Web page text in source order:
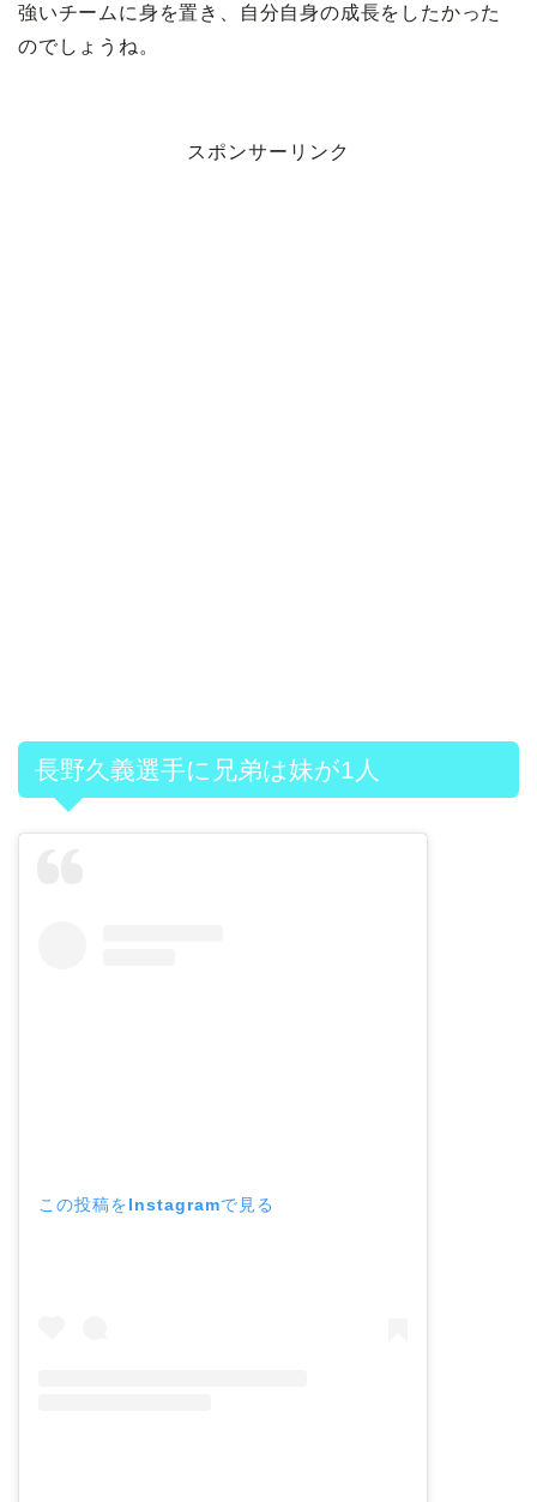
強いチームに身を置き、自分自身の成長をしたかった
のでしょうね。
スポンサーリンク
長野久義選手に兄弟は妹が1人
この投稿をInstagramで見る